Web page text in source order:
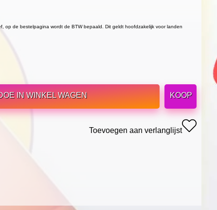
op de bestelpagina wordt de BTW bepaald. Dit geldt hoofdzakelijk voor landen
IN WINKEL WAGEN
KOOP
Toevoegen aan verlanglijst